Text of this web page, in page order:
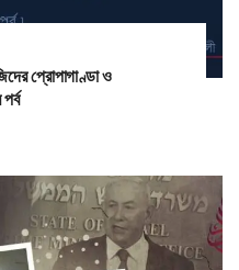
প্রোপাগাণ্ডা ও